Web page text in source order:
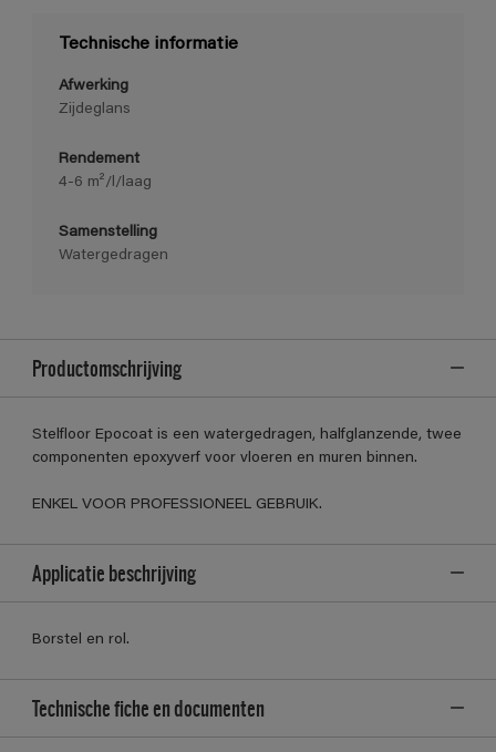
Technische informatie
Afwerking
Zijdeglans
Rendement
4-6 m²/l/laag
Samenstelling
Watergedragen
Productomschrijving
Stelfloor Epocoat is een watergedragen, halfglanzende, twee
componenten epoxyverf voor vloeren en muren binnen.
ENKEL VOOR PROFESSIONEEL GEBRUIK.
Applicatie beschrijving
Borstel en rol.
Technische fiche en documenten